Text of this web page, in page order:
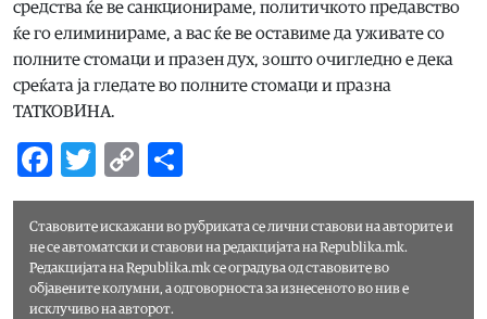
средства ќе ве санкционираме, политичкото предавство
ќе го елиминираме, а вас ќе ве оставиме да уживате со
полните стомаци и празен дух, зошто очигледно е дека
среќата ја гледате во полните стомаци и празна
ТАТКОВИНА.
Facebook
Twitter
Copy
Link
Ставовите искажани во рубриката се лични ставови на авторите и
не се автоматски и ставови на редакцијата на Republika.mk.
Редакцијата на Republika.mk се оградува од ставовите во
објавените колумни, а одговорноста за изнесеното во нив е
исклучиво на авторот.